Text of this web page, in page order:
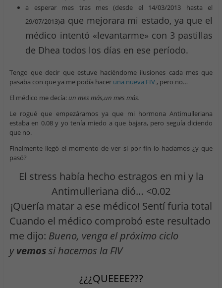
a esperar mes tras mes (desde el 14/03/2013 hasta el
29/07/2013)a que mejorara mi estado, ya que el
médico intentó «levantarme» con 3 pastillas
de Dhea todos los días en ese período.
Tengo que decir que estuve haciéndome ilusiones cada mes que
pasaba con que ya me podía hacer una nueva FIV, pero no…
El médico me decía: un mes más,un mes más.
Le rogué que empezáramos ya que mi hormona Antimulleriana
estaba en 0.08 y yo tenía miedo a que bajara, pero seguía diciendo
que no.
Finalmente llegó el momento de ver si por fin lo hacíamos ¿y que
pasó?
El stress había hecho estragos en mi y la
Antimulleriana dió… <0.02
¡Quería matar a ese médico! Sentí furia total
Cuando el médico comprobó este resultado
me dijo: Bueno, venga el próximo ciclo
yvemossi hacemos la FIV
¿¿¿QUEEEE???